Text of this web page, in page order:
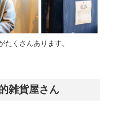
たくさんあります。
雑貨屋さん